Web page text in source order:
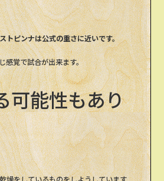
トピンナは公式の重さに近いです。
感覚で試合が出来ます。
可能性もあり